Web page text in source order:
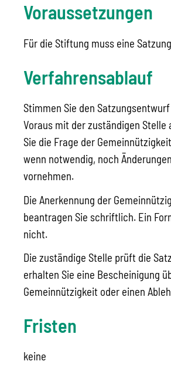
Voraussetzungen
Für die Stiftung muss eine
Verfahrensablauf
Stimmen Sie den
Voraus mit der zuständigen Stelle
Sie die Frage der
wenn notwendig, noch
vornehmen.
Die Anerkennung der
beantragen Sie schriftlich. Ein
nicht.
Die zuständige Stelle prüft die
erhalten Sie eine Bescheinigung
Gemeinnützigkeit oder einen
Fristen
keine